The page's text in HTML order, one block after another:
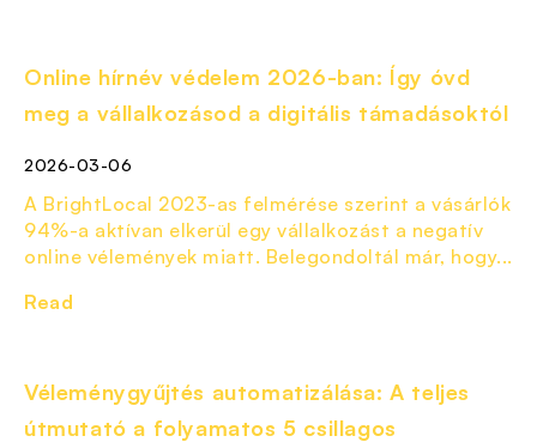
Online hírnév védelem 2026-ban: Így óvd
meg a vállalkozásod a digitális támadásoktól
2026-03-06
A BrightLocal 2023-as felmérése szerint a vásárlók
94%-a aktívan elkerül egy vállalkozást a negatív
online vélemények miatt. Belegondoltál már, hogy...
Read
Véleménygyűjtés automatizálása: A teljes
útmutató a folyamatos 5 csillagos